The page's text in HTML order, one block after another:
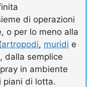
di operazioni
o per lo meno alla
artropodi, muridi e
dalla semplice
in ambiente
piani di lotta.